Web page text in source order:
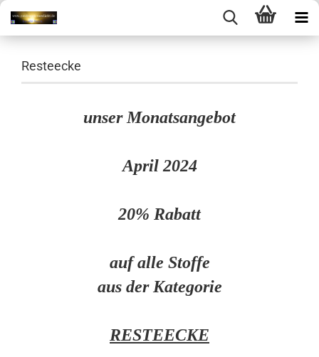
Resteecke
unser Monatsangebot
April 2024
20% Rabatt
auf alle Stoffe
aus der Kategorie
RESTEECKE